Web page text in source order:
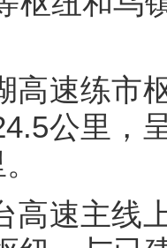
高速练市
公里，
高速主线